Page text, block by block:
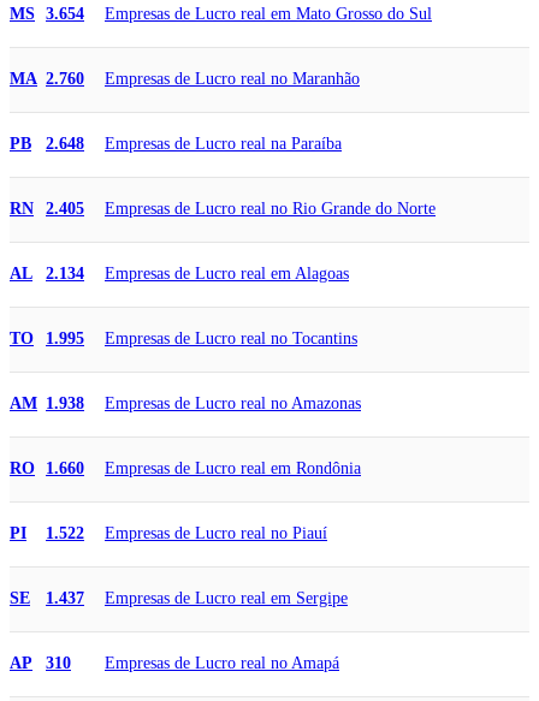
MS 3.654 Empresas de Lucro real em Mato Grosso do Sul
MA 2.760 Empresas de Lucro real no Maranhão
PB 2.648 Empresas de Lucro real na Paraíba
RN 2.405 Empresas de Lucro real no Rio Grande do Norte
AL 2.134 Empresas de Lucro real em Alagoas
TO 1.995 Empresas de Lucro real no Tocantins
AM 1.938 Empresas de Lucro real no Amazonas
RO 1.660 Empresas de Lucro real em Rondônia
PI 1.522 Empresas de Lucro real no Piauí
SE 1.437 Empresas de Lucro real em Sergipe
AP 310 Empresas de Lucro real no Amapá